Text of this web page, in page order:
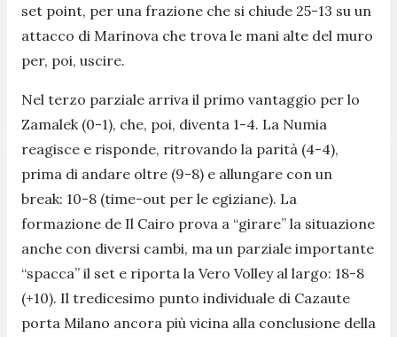
set point, per una frazione che si chiude 25-13 su un
attacco di Marinova che trova le mani alte del muro
per, poi, uscire.
Nel terzo parziale arriva il primo vantaggio per lo
Zamalek (0-1), che, poi, diventa 1-4. La Numia
reagisce e risponde, ritrovando la parità (4-4),
prima di andare oltre (9-8) e allungare con un
break: 10-8 (time-out per le egiziane). La
formazione de Il Cairo prova a “girare” la situazione
anche con diversi cambi, ma un parziale importante
“spacca” il set e riporta la Vero Volley al largo: 18-8
(+10). Il tredicesimo punto individuale di Cazaute
porta Milano ancora più vicina alla conclusione della